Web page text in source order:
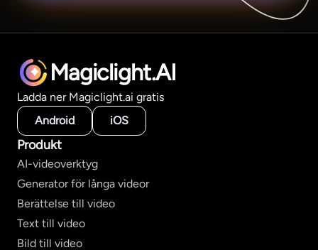
Magiclight.AI
Ladda ner Magiclight.ai gratis
Android
iOS
Produkt
AI-videoverktyg
Generator för långa videor
Berättelse till video
Text till video
Bild till video